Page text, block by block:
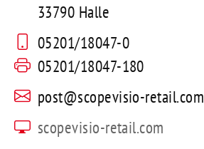
33790 Halle
05201/18047-0
05201/18047-180
post@scopevisio-retail.com
scopevisio-retail.com